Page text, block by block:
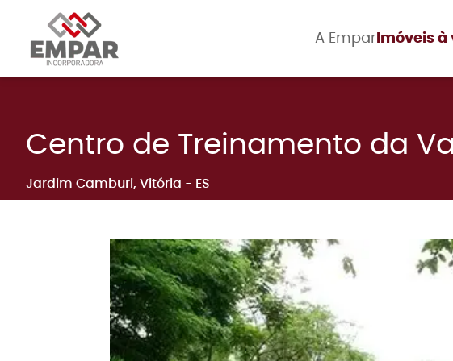
A EmparImóveis à
Centro de Treinamento da
Jardim Camburi, Vitória - ES